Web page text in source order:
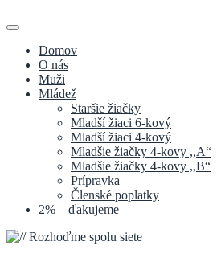
Domov
O nás
Muži
Mládež
Staršie žiačky
Mladší žiaci 6-kový
Mladší žiaci 4-kový
Mladšie žiačky 4-kovy ,,A“
Mladšie žiačky 4-kovy ,,B“
Prípravka
Členské poplatky
2% – ďakujeme